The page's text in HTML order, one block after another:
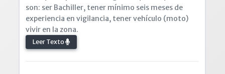
son: ser Bachiller, tener mínimo seis meses de
experiencia en vigilancia, tener vehículo (moto)
vivir en la zona.
Leer Texto